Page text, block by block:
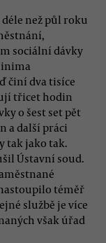
než půl roku
sociální dávky
činí dva tisíce
třicet hodin
o šest set pět
a další práci
tak jako tak.
Ústavní soud.
téměř
službě je více
však úřad